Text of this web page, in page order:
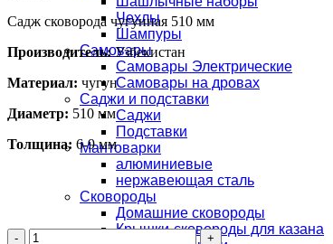
Чехлы
Шампуры
Самовары
Самовары Электрические
Самовары на дровах
Саджи и подставки
Саджи
Подставки
Мантоварки
алюминиевые
нержавеющая сталь
Сковороды
Домашние сковороды
Крышки-сковороды для казана
Садж сковорода чугунная 510 мм
Производитель:Узбекистан
Материал: чугун
Диаметр: 510 мм
Толщина: 6-9 мм
Количество